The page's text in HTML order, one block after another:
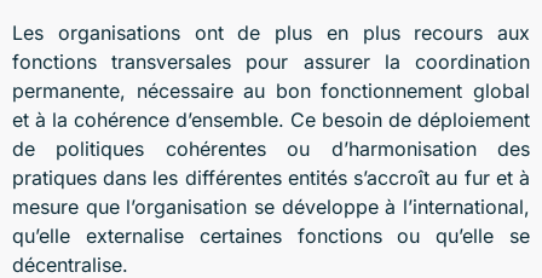
Les organisations ont de plus en plus recours aux
fonctions transversales pour assurer la coordination
permanente, nécessaire au bon fonctionnement global
et à la cohérence d’ensemble. Ce besoin de déploiement
de politiques cohérentes ou d’harmonisation des
pratiques dans les différentes entités s’accroît au fur et à
mesure que l’organisation se développe à l’international,
qu’elle externalise certaines fonctions ou qu’elle se
décentralise.